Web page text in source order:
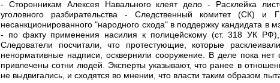
- Сторонникам Алексея Навального клеят дело - Расклейка
уголовного разбирательства - Следственный комитет (СК)
несанкционированного "народного схода" в поддержку кандидата
- по факту применения насилия к полицейскому (ст. 318 УК
Следователи посчитали, что протестующие, которые
ненормативные надписи, осквернили сооружение. В деле пока нет
привлечены сотни людей. Эксперты указывают, что ранее в
не выдвигались, и сходятся во мнении, что власти таким образом